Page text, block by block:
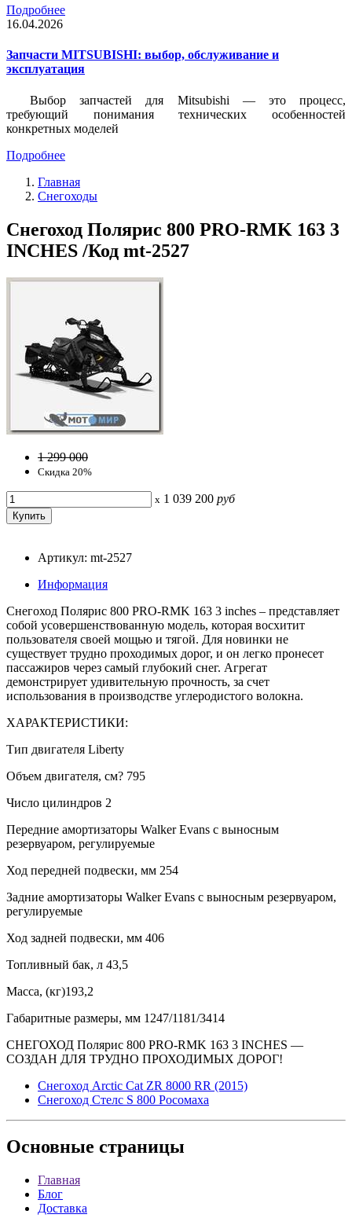
Подробнее
16.04.2026
Запчасти MITSUBISHI: выбор, обслуживание и
эксплуатация
Выбор запчастей для Mitsubishi — это процесс,
требующий понимания технических особенностей
конкретных моделей
Подробнее
Главная
Снегоходы
Снегоход Полярис 800 PRO-RMK 163 3
INCHES /Код mt-2527
1 299 000
Скидка 20%
x 1 039 200 руб
Артикул: mt-2527
Информация
Снегоход Полярис 800 PRO-RMK 163 3 inches – представляет
собой усовершенствованную модель, которая восхитит
пользователя своей мощью и тягой. Для новинки не
существует трудно проходимых дорог, и он легко пронесет
пассажиров через самый глубокий снег. Агрегат
демонстрирует удивительную прочность, за счет
использования в производстве углеродистого волокна.
ХАРАКТЕРИСТИКИ:
Тип двигателя Liberty
Объем двигателя, см? 795
Число цилиндров 2
Передние амортизаторы Walker Evans с выносным
резервуаром, регулируемые
Ход передней подвески, мм 254
Задние амортизаторы Walker Evans с выносным резервуаром,
регулируемые
Ход задней подвески, мм 406
Топливный бак, л 43,5
Масса, (кг)193,2
Габаритные размеры, мм 1247/1181/3414
СНЕГОХОД Полярис 800 PRO-RMK 163 3 INCHES —
СОЗДАН ДЛЯ ТРУДНО ПРОХОДИМЫХ ДОРОГ!
Снегоход Arctic Cat ZR 8000 RR (2015)
Снегоход Стелс S 800 Росомаха
Основные страницы
Главная
Блог
Доставка